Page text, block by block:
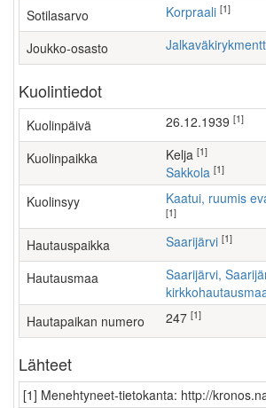
Sotilasarvo Korpraali [1]
Joukko-osasto
Kuolintiedot
Kuolinpäivä 26.12.1939 [1]
Kuolinpaikka Kelja [1]
Sakkola [1]
Kuolinsyy Kaatui, ruumis
[1]
Hautauspaikka Saarijärvi [1]
Hautausmaa
Saarijärvi, Saarijärven
Hautapaikan numero 247 [1]
Lähteet
[1] Menehtyneet-tietokanta: http://